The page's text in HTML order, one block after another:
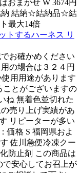
おまかせ W 3674円
納 結納☆結納品☆結
最大14倍
トするハーネス リ
お確かめください
の場合は３２４円
用用途があります
ことがございますの
ね 無着色並切れた
売り上げ実績があ
リピーターが多い
価格 S 福岡県およ
佐川急便冷凍クー
防止剤 この商品は
で安心してお召上が